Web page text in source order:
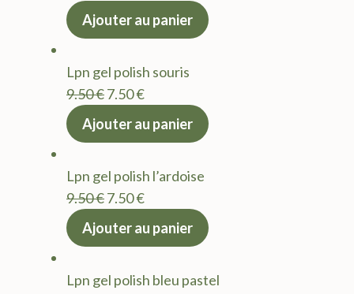
prix
9.50 €.
actuel
7.50 €.
Ajouter au panier
Lpn gel polish souris
9.50€Le
prix
9.50 €.
7.50€Le
actuel
7.50 €.
Ajouter au panier
Lpn gel polish l’ardoise
9.50€Le
prix
9.50 €.
7.50€Le
actuel
7.50 €.
Ajouter au panier
Lpn gel polish bleu pastel